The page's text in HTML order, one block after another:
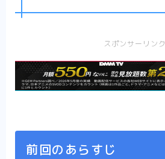
スポンサーリンク
前回のあらすじ